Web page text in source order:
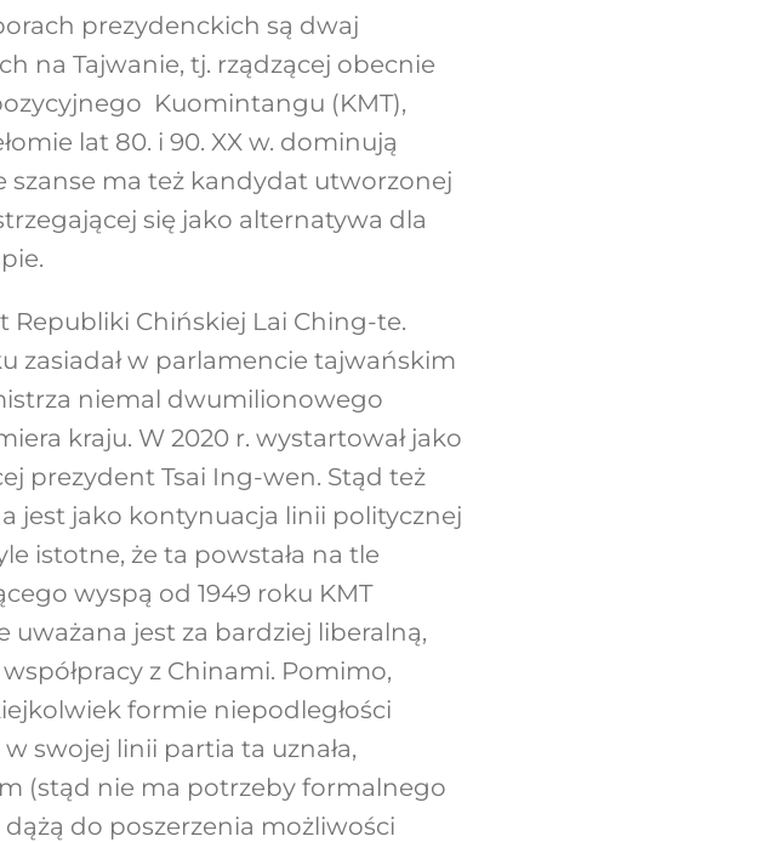
prezydenckich są dwaj
na Tajwanie, tj. rządzącej obecnie
Kuomintangu (KMT),
lat 80. i 90. XX w. dominują
szanse ma też kandydat utworzonej
się jako alternatywa dla
Chińskiej Lai Ching-te.
zasiadał w parlamencie tajwańskim
niemal dwumilionowego
kraju. W 2020 r. wystartował jako
prezydent Tsai Ing-wen. Stąd też
jest jako kontynuacja linii politycznej
istotne, że ta powstała na tle
wyspą od 1949 roku KMT
jest za bardziej liberalną,
z Chinami. Pomimo,
formie niepodległości
swojej linii partia ta uznała,
(stąd nie ma potrzeby formalnego
do poszerzenia możliwości